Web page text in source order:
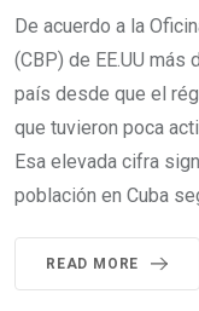
De acuerdo a la
(CBP) de EE.UU
país desde que el
que tuvieron poca
Esa elevada cifra
población en Cuba
READ MORE